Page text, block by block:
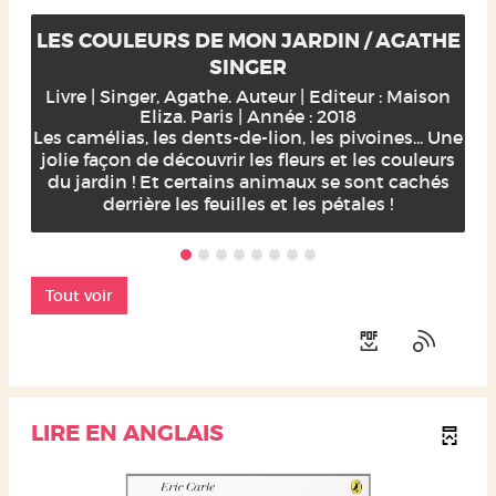
LES COULEURS DE MON JARDIN / AGATHE
SINGER
Livre | Singer, Agathe. Auteur | Editeur : Maison
Eliza. Paris | Année : 2018
Les camélias, les dents-de-lion, les pivoines... Une
jolie façon de découvrir les fleurs et les couleurs
du jardin ! Et certains animaux se sont cachés
derrière les feuilles et les pétales !
Tout voir
LIRE EN ANGLAIS